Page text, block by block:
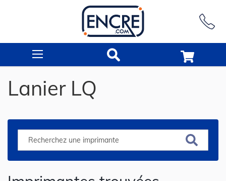
Lanier LQ